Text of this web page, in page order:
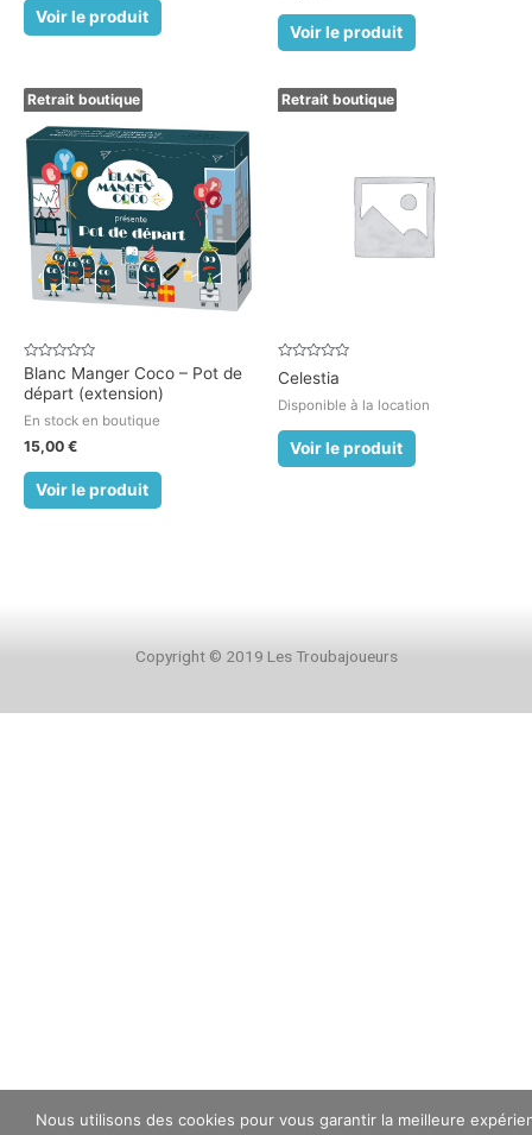
Voir le produit
Voir le produit
Retrait boutique
Note
0
sur
Blanc Manger Coco – Pot de
départ (extension)
En stock en boutique
15,00 €
Voir le produit
Retrait boutique
Note
0
sur
5
Celestia
Disponible à la location
Voir le produit
Copyright © 2019 Les Troubajoueurs
Nous utilisons des cookies pour vous garantir la meilleure